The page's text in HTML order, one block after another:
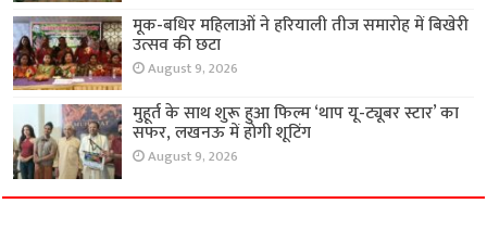
मूक-बधिर महिलाओं ने हरियाली तीज समारोह में बिखेरी
उत्सव की छटा
August 9, 2026
मुहूर्त के साथ शुरू हुआ फिल्म ‘थाप यू-ट्यूबर स्टार’ का
सफर, लखनऊ में होगी शूटिंग
August 9, 2026